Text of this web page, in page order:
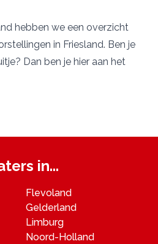
hebben we een overzicht
in Friesland. Ben je
Dan ben je hier aan het
in...
Flevoland
Gelderland
Limburg
Noord-Holland